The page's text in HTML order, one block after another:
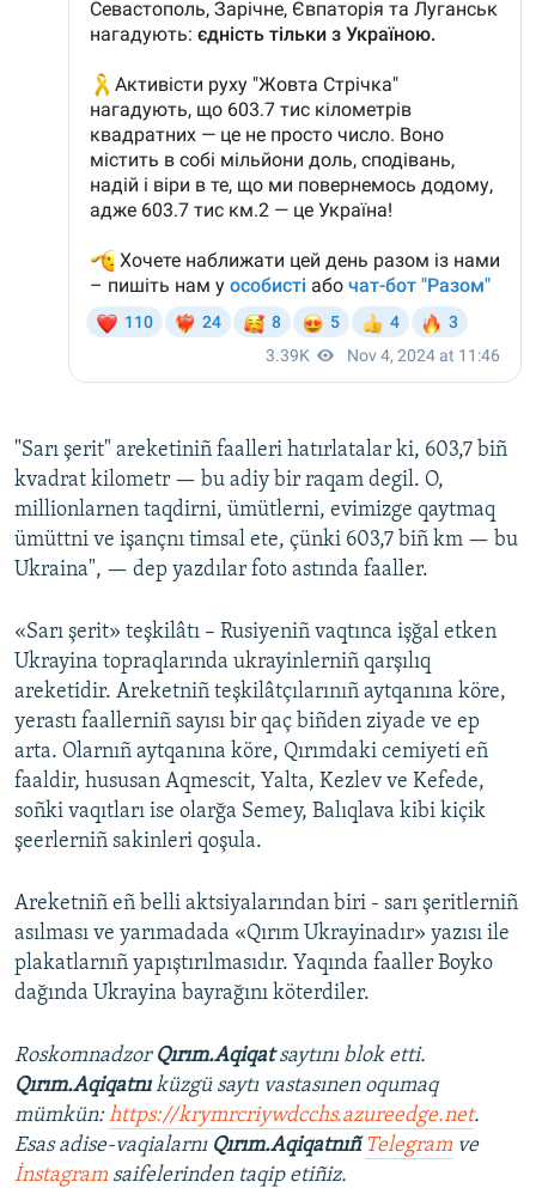
"Sarı şerit" areketiniñ faalleri hatırlatalar ki, 603,7 biñ
kvadrat kilometr — bu adiy bir raqam degil. O,
millionlarnen taqdirni, ümütlerni, evimizge qaytmaq
ümüttni ve işançnı timsal ete, çünki 603,7 biñ km — bu
Ukraina", — dep yazdılar foto astında faaller.
«Sarı şerit» teşkilâtı – Rusiyeniñ vaqtınca işğal etken
Ukrayina topraqlarında ukrayinlerniñ qarşılıq
areketidir. Areketniñ teşkilâtçılarınıñ aytqanına köre,
yerastı faallerniñ sayısı bir qaç biñden ziyade ve ep
arta. Olarnıñ aytqanına köre, Qırımdaki cemiyeti eñ
faaldir, hususan Aqmescit, Yalta, Kezlev ve Kefede,
soñki vaqıtları ise olarğa Semey, Balıqlava kibi kiçik
şeerlerniñ sakinleri qoşula.
Areketniñ eñ belli aktsiyalarından biri - sarı şeritlerniñ
asılması ve yarımadada «Qırım Ukrayinadır» yazısı ile
plakatlarnıñ yapıştırılmasıdır. Yaqında faaller Boyko
dağında Ukrayina bayrağını köterdiler.
Roskomnadzor Qırım.Aqiqatsaytını blok etti.
Qırım.Aqiqatnıküzgü saytı vastasınen oqumaq
mümkün:https://krymrcriywdcchs.azureedge.net.
Esas adise-vaqialarnı Qırım.Aqiqatnıñ Telegram ve
İnstagram saifelerinden taqip etiñiz.